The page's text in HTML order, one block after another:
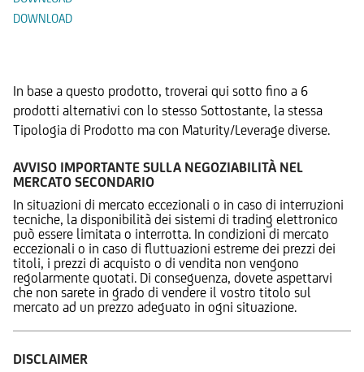
DOWNLOAD
In base a questo prodotto, troverai qui sotto fino a 6
prodotti alternativi con lo stesso Sottostante, la stessa
Tipologia di Prodotto ma con Maturity/Leverage diverse.
AVVISO IMPORTANTE SULLA NEGOZIABILITÀ NEL
MERCATO SECONDARIO
In situazioni di mercato eccezionali o in caso di interruzioni
tecniche, la disponibilità dei sistemi di trading elettronico
può essere limitata o interrotta. In condizioni di mercato
eccezionali o in caso di fluttuazioni estreme dei prezzi dei
titoli, i prezzi di acquisto o di vendita non vengono
regolarmente quotati. Di conseguenza, dovete aspettarvi
che non sarete in grado di vendere il vostro titolo sul
mercato ad un prezzo adeguato in ogni situazione.
DISCLAIMER